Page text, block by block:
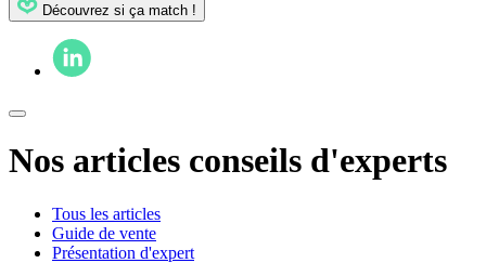
Découvrez si ça match !
Nos articles conseils d'experts
Tous les articles
Guide de vente
Présentation d'expert